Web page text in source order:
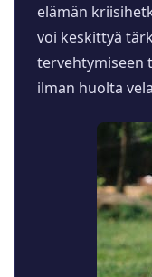
elämän
voi keskittyä
tervehtymiseen
ilman huolta